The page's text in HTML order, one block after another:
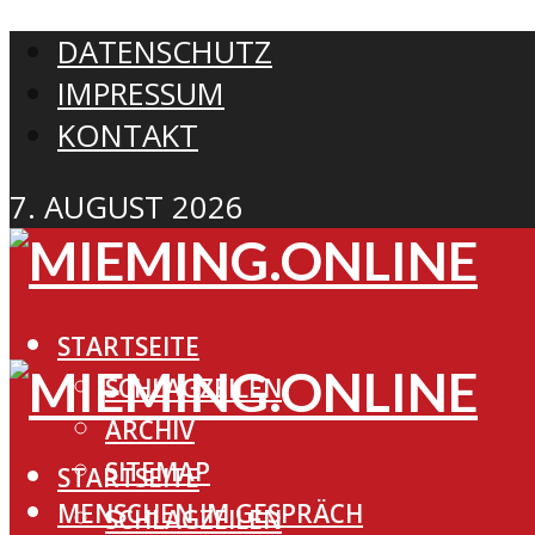
DATENSCHUTZ
IMPRESSUM
KONTAKT
7. AUGUST 2026
STARTSEITE
SCHLAGZEILEN
ARCHIV
SITEMAP
MENSCHEN IM GESPRÄCH
STARTSEITE
SCHLAGZEILEN